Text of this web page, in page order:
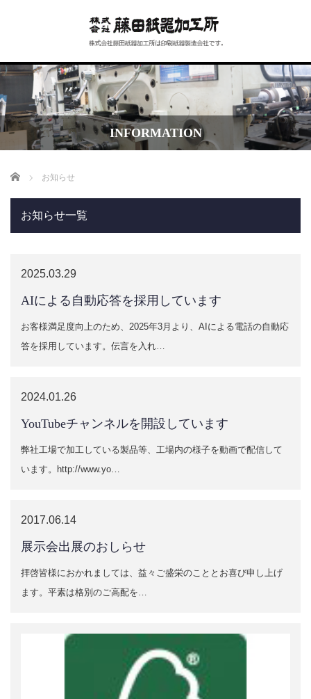
INFORMATION
Home お知らせ
お知らせ一覧
2025.03.29
AIによる自動応答を採用しています
お客様満足度向上のため、2025年3月より、AIによる電話の自動応
答を採用しています。伝言を入れ…
2024.01.26
YouTubeチャンネルを開設しています
弊社工場で加工している製品等、工場内の様子を動画で配信して
います。http://www.yo…
2017.06.14
展示会出展のおしらせ
拝啓皆様におかれましては、益々ご盛栄のこととお喜び申し上げ
ます。平素は格別のご高配を…